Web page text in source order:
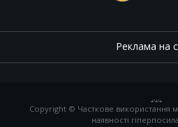
Реклама на
, ,
Copyright © Часткове використання
наявності